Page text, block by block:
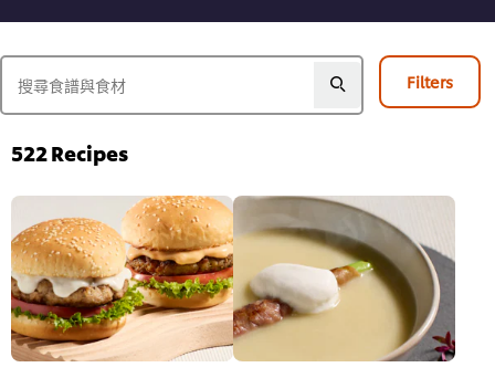
雞
的
评
分
共
5
分，
评
分
为
3。
牛
茸
伴
意
大
利
陳
年
白
蘭
recipe
评
级
Filters
522Recipes